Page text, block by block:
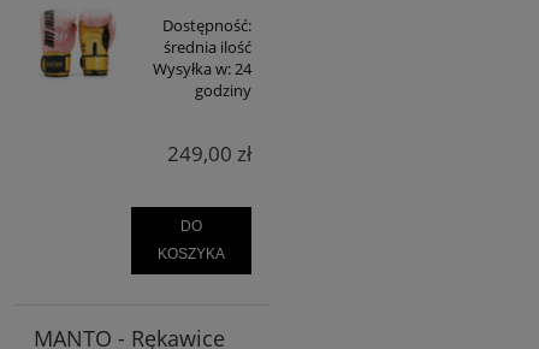
Dostępność:
średnia ilość
Wysyłka w:24
godziny
249,00 zł
DO
KOSZYKA
MANTO - Rękawice